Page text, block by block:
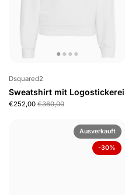
Dsquared2
Sweatshirt mit Logostickerei
€252,00 €360,00
Ausverkauft
-30%